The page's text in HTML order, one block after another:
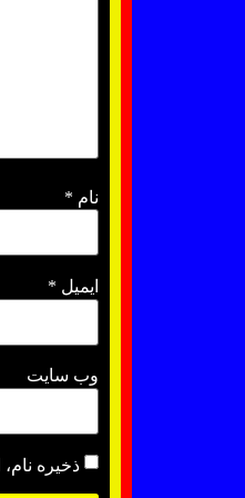
نام *
ایمیل *
وب‌ سایت
ذخیره